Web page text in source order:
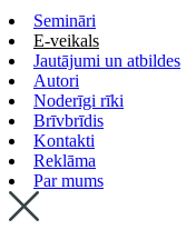
Semināri
E-veikals
Jautājumi un atbildes
Autori
Noderīgi rīki
Brīvbrīdis
Kontakti
Reklāma
Par mums